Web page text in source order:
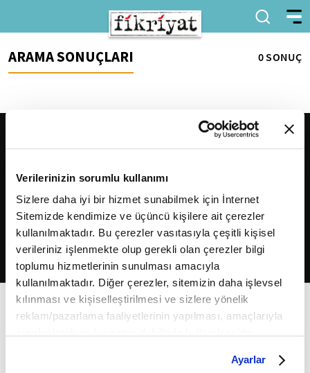
Verilerinizin sorumlu kullanımı
Sizlere daha iyi bir hizmet sunabilmek için İnternet
Sitemizde kendimize ve üçüncü kişilere ait çerezler
kullanılmaktadır. Bu çerezler vasıtasıyla çeşitli kişisel
verileriniz işlenmekte olup gerekli olan çerezler bilgi
toplumu hizmetlerinin sunulması amacıyla
kullanılmaktadır. Diğer çerezler, sitemizin daha işlevsel
kılınması ve kişiselleştirilmesi ve sizlere yönelik
reklam/pazarlama faaliyetlerinin yapılması, amaçlarıyla
belirleyebilirsiniz. Çerezlere ilişkin detaylı bilgi için
Ayarlar
ARAMA SONUÇLARI 0 SONUÇ
2026Fikriyat. Tüm hakları saklıdır.